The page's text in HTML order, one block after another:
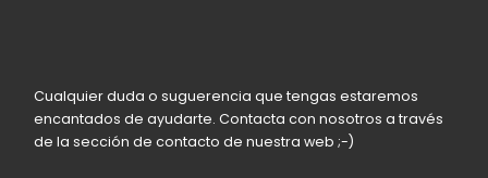
Cualquier duda o suguerencia que tengas estaremos
encantados de ayudarte. Contacta con nosotros a través
de la sección de contacto de nuestra web ;-)